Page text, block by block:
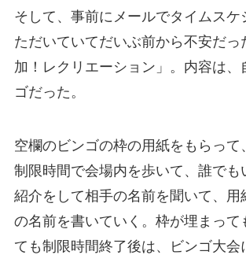
そして、事前にメールでタイムスケ
ただいていてだいぶ前から不安だっ
加！レクリエーション」。内容は、
ゴだった。
空欄のビンゴの枠の用紙をもらって
制限時間で会場内を歩いて、誰でも
紹介をして相手の名前を聞いて、用
の名前を書いていく。枠が埋まって
ても制限時間終了後は、ビンゴ大会